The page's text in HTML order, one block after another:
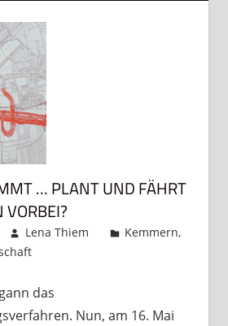
… PLANT UND FÄHRT
Lena Thiem Kemmern,
das
Nun, am 16. Mai